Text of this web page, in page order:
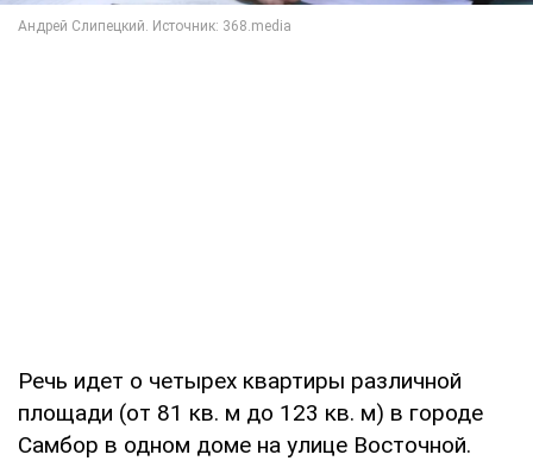
Речь идет о четырех квартиры различной
площади (от 81 кв. м до 123 кв. м) в городе
Самбор в одном доме на улице Восточной.